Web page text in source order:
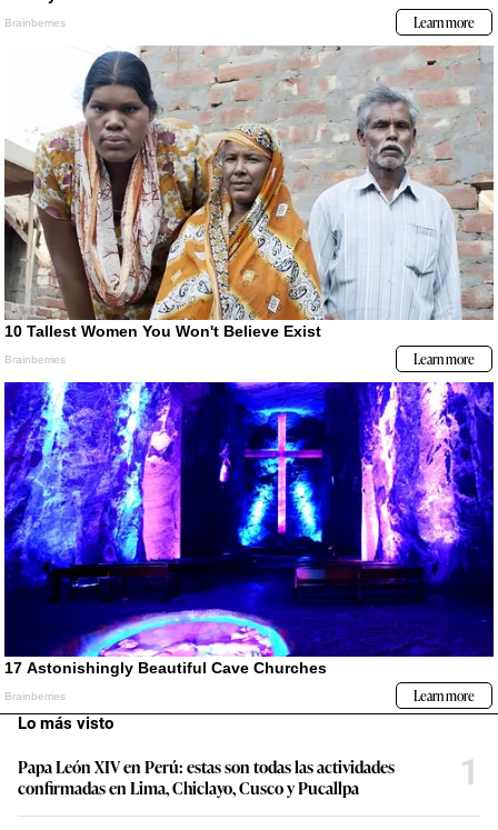
Lo más visto
Papa León XIV en Perú: estas son todas las actividades
confirmadas en Lima, Chiclayo, Cusco y Pucallpa
1